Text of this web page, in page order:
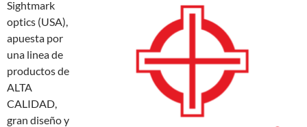
Sightmark
optics (USA),
apuesta por
una linea de
productos de
ALTA
CALIDAD,
gran diseño y